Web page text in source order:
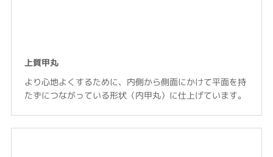
上質甲丸
より心地よくするために、内側から側面にかけて平面を持
たずにつながっている形状（内甲丸）に仕上げています。